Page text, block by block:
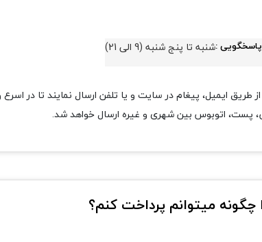
:شنبه تا پنج شنبه (9 الی 21)
ایمیل، پیغام در سایت و یا تلفن ارسال نمایند تا در
پست، اتوبوس بین شهری و غیره ارسال خواهد شد.
چگونه میتوانم پرداخت کنم؟